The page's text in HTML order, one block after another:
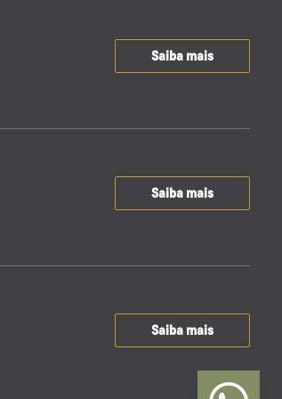
Saiba mais
Saiba mais
Saiba mais